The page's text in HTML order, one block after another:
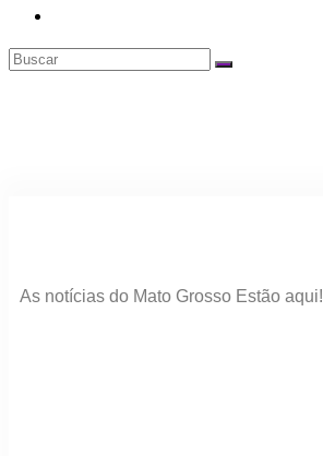
As notícias do Mato Grosso Estão aqui!